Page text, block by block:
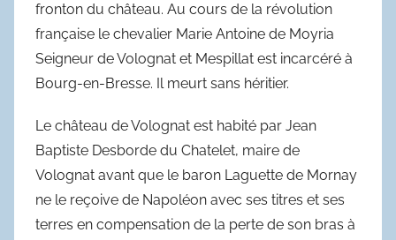
fronton du château. Au cours de la révolution
française le chevalier Marie Antoine de Moyria
Seigneur de Volognat et Mespillat est incarcéré à
Bourg-en-Bresse. Il meurt sans héritier.
Le château de Volognat est habité par Jean
Baptiste Desborde du Chatelet, maire de
Volognat avant que le baron Laguette de Mornay
ne le reçoive de Napoléon avec ses titres et ses
terres en compensation de la perte de son bras à